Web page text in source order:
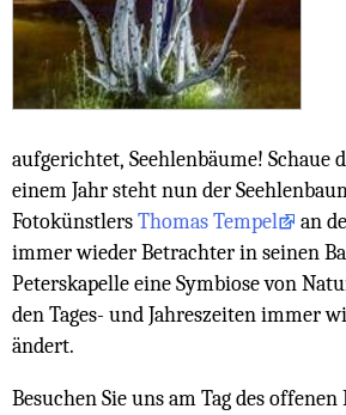
aufgerichtet, Seehlenbäume! Schaue
einem Jahr steht nun der
Fotokünstlers Thomas Tempel
an
immer wieder Betrachter in seinen
Peterskapelle eine Symbiose von
den Tages- und Jahreszeiten immer
ändert.
Besuchen Sie uns am Tag des